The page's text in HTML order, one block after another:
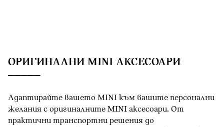
OРИГИНАЛНИ MINI АКСЕСОАРИ
Адаптирайте вашето MINI към вашите персонални
желания с оригиналните MINI аксесоари. От
практични транспортни решения до